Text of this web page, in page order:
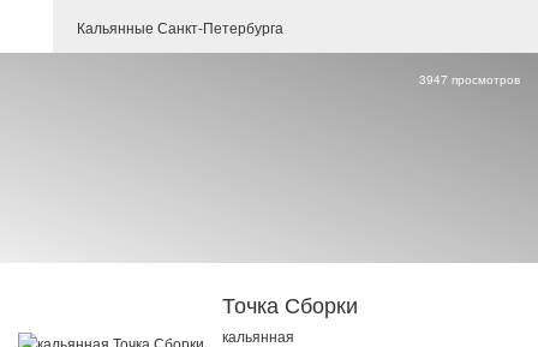
Кальянные Санкт-Петербурга
Точка Сборки
кальянная
3947 просмотров